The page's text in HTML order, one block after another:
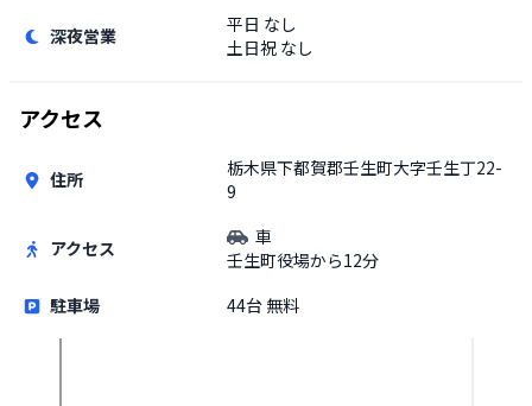
深夜営業 平日 なし
土日祝 なし
アクセス
住所
栃木県下都賀郡壬生町大字壬生丁22-
9
アクセス
車
壬生町役場から12分
駐車場
44台 無料